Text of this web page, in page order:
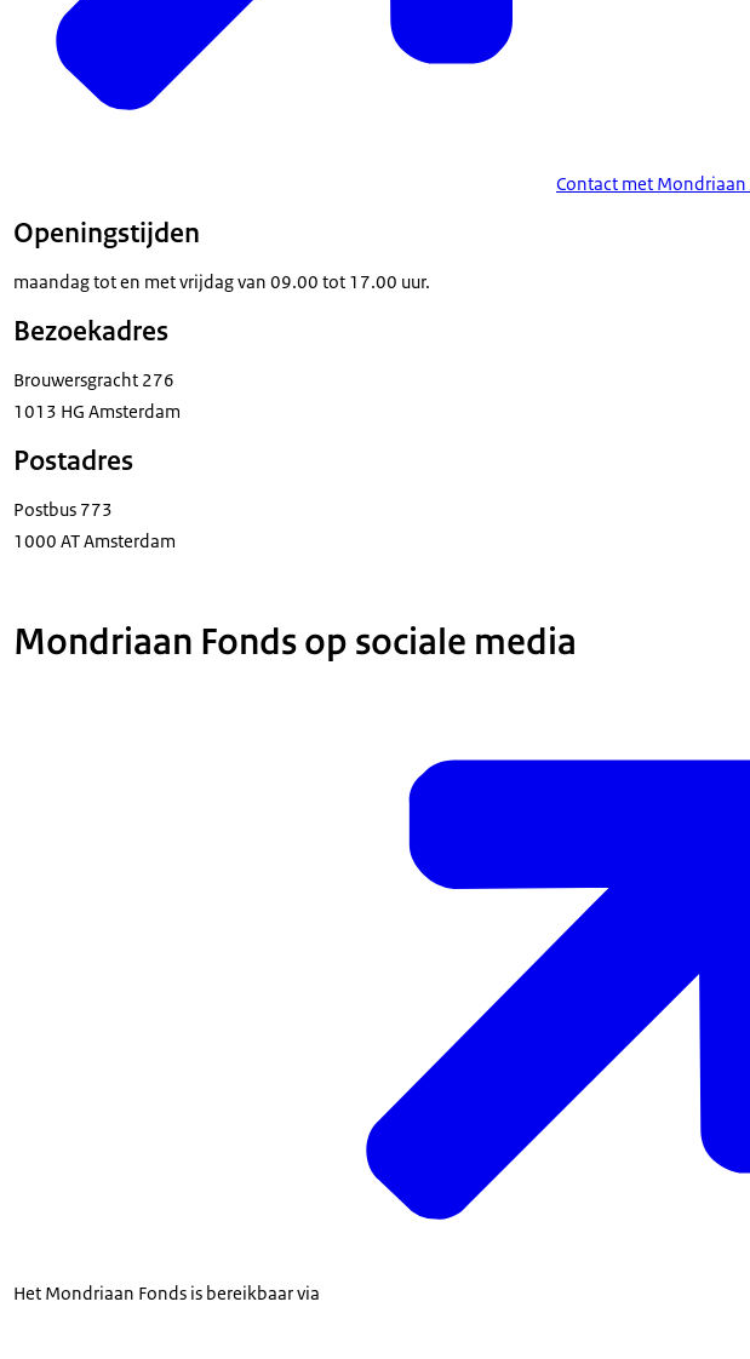
Contact met
Openingstijden
maandag tot en met vrijdag van 09.00 tot 17.00 uur.
Bezoekadres
Brouwersgracht 276
1013 HG Amsterdam
Postadres
Postbus 773
1000 AT Amsterdam
Mondriaan Fonds op sociale media
Het Mondriaan Fonds is bereikbaar via